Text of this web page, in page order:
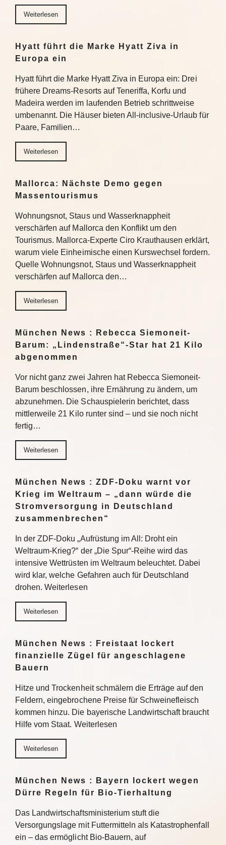
Weiterlesen
Hyatt führt die Marke Hyatt Ziva in
Europa ein
Hyatt führt die Marke Hyatt Ziva in Europa ein: Drei
frühere Dreams-Resorts auf Teneriffa, Korfu und
Madeira werden im laufenden Betrieb schrittweise
umbenannt. Die Häuser bieten All-inclusive-Urlaub für
Paare, Familien…
Weiterlesen
Mallorca: Nächste Demo gegen
Massentourismus
Wohnungsnot, Staus und Wasserknappheit
verschärfen auf Mallorca den Konflikt um den
Tourismus. Mallorca-Experte Ciro Krauthausen erklärt,
warum viele Einheimische einen Kurswechsel fordern.
Quelle Wohnungsnot, Staus und Wasserknappheit
verschärfen auf Mallorca den…
Weiterlesen
München News : Rebecca Siemoneit-
Barum: „Lindenstraße“-Star hat 21 Kilo
abgenommen
Vor nicht ganz zwei Jahren hat Rebecca Siemoneit-
Barum beschlossen, ihre Ernährung zu ändern, um
abzunehmen. Die Schauspielerin berichtet, dass
mittlerweile 21 Kilo runter sind – und sie noch nicht
fertig…
Weiterlesen
München News : ZDF-Doku warnt vor
Krieg im Weltraum – „dann würde die
Stromversorgung in Deutschland
zusammenbrechen“
In der ZDF-Doku „Aufrüstung im All: Droht ein
Weltraum-Krieg?“ der „Die Spur“-Reihe wird das
intensive Wettrüsten im Weltraum beleuchtet. Dabei
wird klar, welche Gefahren auch für Deutschland
drohen. Weiterlesen
Weiterlesen
München News : Freistaat lockert
finanzielle Zügel für angeschlagene
Bauern
Hitze und Trockenheit schmälern die Erträge auf den
Feldern, eingebrochene Preise für Schweinefleisch
kommen hinzu. Die bayerische Landwirtschaft braucht
Hilfe vom Staat. Weiterlesen
Weiterlesen
München News : Bayern lockert wegen
Dürre Regeln für Bio-Tierhaltung
Das Landwirtschaftsministerium stuft die
Versorgungslage mit Futtermitteln als Katastrophenfall
ein – das ermöglicht Bio-Bauern, auf